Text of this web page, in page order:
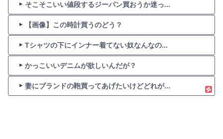
そこそこいい値段するジーパン買おうか迷っ...
【画像】この時計買うのどう？
Tシャツの下にインナー着てない奴なんなの...
かっこいいデニムが欲しいんだが？
妻にブランドの鞄買ってあげたいけどどれが...